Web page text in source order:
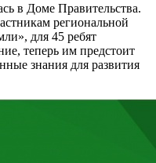
в Доме Правительства.
региональной
для 45 ребят
теперь им предстоит
знания для развития